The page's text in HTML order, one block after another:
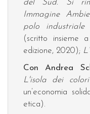
del Sud. Si
Immagine
polo industriale
(scritto insieme a
edizione, 2020);
Con Andrea
L'isola dei colori
un’economia
etica).